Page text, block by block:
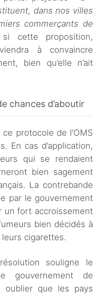
dans nos villes
commerçants de
cette proposition,
à convaincre
bien qu’elle n’ait
chances d’aboutir
protocole de l’OMS
En cas d’application,
qui se rendaient
bien sagement
La contrebande
par le gouvernement
un fort accroissement
bien décidés à
cigarettes.
souligne le
gouvernement de
oublier que les pays